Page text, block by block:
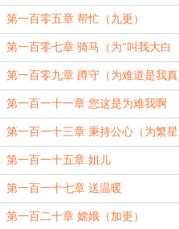
第一百零五章 帮忙（九更）
第一百零七章 骑马（为“叫我大白
兔糖哥”万赏加更）
第一百零九章 蹲守（为难道是我真
狂妄万赏加更）
第一百一十一章 您这是为难我啊
（为干饭人蜡笔小琦万赏加更）
第一百一十三章 秉持公心（为繁星
刹那芳华万赏加更）
第一百一十五章 姐儿
第一百一十七章 送温暖
第一百二十章 嫦娥（加更）